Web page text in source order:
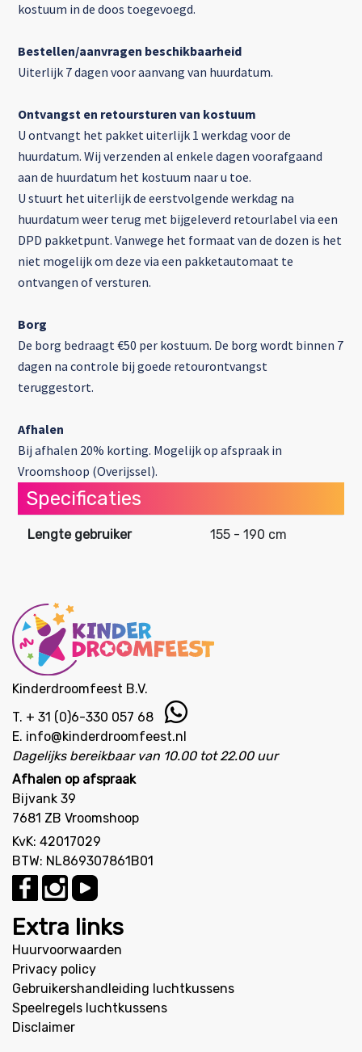
kostuum in de doos toegevoegd.
Bestellen/aanvragen beschikbaarheid
Uiterlijk 7 dagen voor aanvang van huurdatum.
Ontvangst en retoursturen van kostuum
U ontvangt het pakket uiterlijk 1 werkdag voor de
huurdatum. Wij verzenden al enkele dagen voorafgaand
aan de huurdatum het kostuum naar u toe.
U stuurt het uiterlijk de eerstvolgende werkdag na
huurdatum weer terug met bijgeleverd retourlabel via een
DPD pakketpunt. Vanwege het formaat van de dozen is het
niet mogelijk om deze via een pakketautomaat te
ontvangen of versturen.
Borg
De borg bedraagt €50 per kostuum. De borg wordt binnen 7
dagen na controle bij goede retourontvangst
teruggestort.
Afhalen
Bij afhalen 20% korting. Mogelijk op afspraak in
Vroomshoop (Overijssel).
Specificaties
Lengte gebruiker 155 - 190 cm
Kinderdroomfeest B.V.
T. + 31 (0)6-330 057 68
E. info@kinderdroomfeest.nl
Dagelijks bereikbaar van 10.00 tot 22.00 uur
Afhalen op afspraak
Bijvank 39
7681 ZB Vroomshoop
KvK: 42017029
BTW: NL869307861B01
Extra links
Huurvoorwaarden
Privacy policy
Gebruikershandleiding luchtkussens
Speelregels luchtkussens
Disclaimer